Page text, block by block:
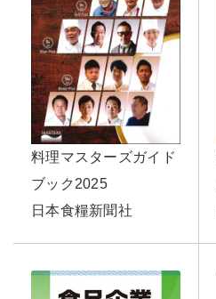
料理マスターズガイド
ブック2025
日本食糧新聞社